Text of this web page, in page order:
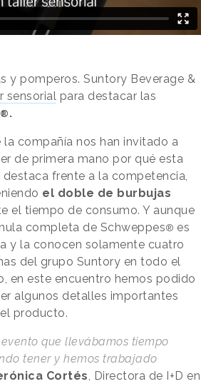
y pomperos. Suntory Beverage &
sensorial para destacar las
® .
la compañía nos han invitado a
de primera mano por qué esta
frente a la competencia,
el doble de burbujas
el tiempo de consumo. Y aunque
completa de Schweppes® es
y la conocen solamente cuatro
del grupo Suntory en todo el
en este encuentro hemos podido
algunos detalles importantes
producto.
evento que llevábamos tiempo
tener y hemos trabajado
Cortés, Directora de I+D en